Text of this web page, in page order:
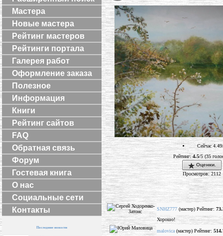
Мастера
Новые мастера
Рейтинг мастеров
Рейтинги портала
Галерея работ
Оформление заказа
Полезное
Информация
Книги
Рейтинг сайтов
FAQ
Обратная связь
Форум
Гостевая книга
О нас
Социальные сети
Контакты
Последние новости
Сейчас
Рейтинг:4.5/5 (35
Оценки.
Просмотров: 2112
SNHZ777 (мастер) Рейтинг:
Хорошо!
malovica (мастер) Рейтинг: